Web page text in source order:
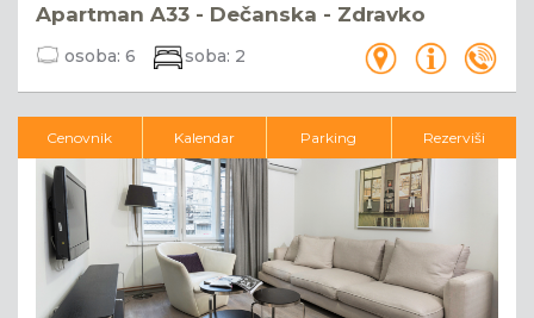
Apartman A33 - Dečanska - Zdravko
osoba: 6 soba: 2
Cenovnik Kalendar Parking Rezerviši